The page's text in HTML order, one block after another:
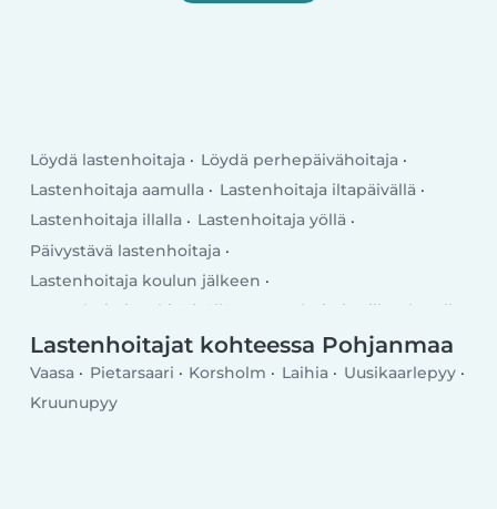
Löydä lastenhoitaja
Löydä perhepäivähoitaja
Lastenhoitaja aamulla
Lastenhoitaja iltapäivällä
Lastenhoitaja illalla
Lastenhoitaja yöllä
Päivystävä lastenhoitaja
Lastenhoitaja koulun jälkeen
Lastenhoitaja arkipäivällä
Lastenhoitaja viikonlopulla
Lastenhoitajat kohteessa Pohjanmaa
Vaasa Pietarsaari Korsholm Laihia
Uusikaarlepyy
Kruunupyy